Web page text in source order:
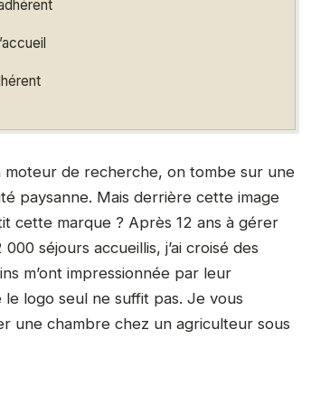
de recherche, on tombe sur une
paysanne. Mais derrière cette image
cette marque ? Après 12 ans à gérer
séjours accueillis, j’ai croisé des
m’ont impressionnée par leur
le logo seul ne suffit pas. Je vous
une chambre chez un agriculteur sous